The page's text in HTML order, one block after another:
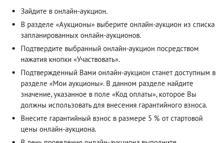
Зайдите в онлайн-аукцион.
В разделе «Аукционы» выберите онлайн-аукцион из списка
запланированных онлайн-аукционов.
Подтвердите выбранный онлайн-аукцион посредством
нажатия кнопки «Участвовать».
Подтвержденный Вами онлайн-аукцион станет доступным в
разделе «Мои аукционы». В данном разделе найдите
значение, указанное в поле «Код оплаты», которое Вы
должны использовать для внесения гарантийного взноса.
Внесите гарантийный взнос в размере 5 % от стартовой
цены онлайн-аукциона.